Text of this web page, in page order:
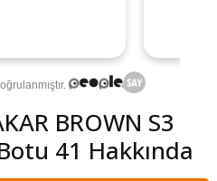
BROWN S3
41 Hakkında